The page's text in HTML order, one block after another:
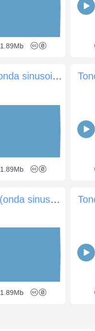
1.89Mb
Tono de prueba 3000Hz (onda sinusoidal) -5dB (60 seg)
1.89Mb
Tono de prueba 10000Hz (onda sinusoidal) -10dB (60 seg)
1.89Mb